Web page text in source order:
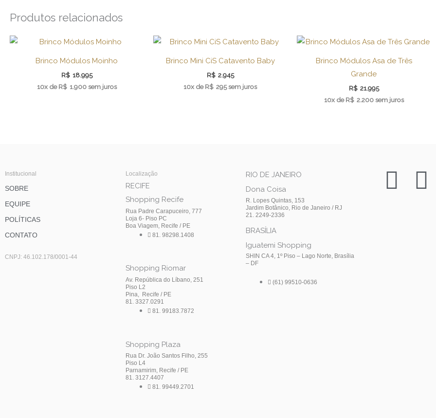
Produtos relacionados
Brinco Módulos Moinho
R$ 18.995
10x deR$ 1.900 sem juros
Brinco Mini CiS Catavento Baby
R$ 2.945
10x deR$ 295sem juros
Brinco Módulos Asa de Três
Grande
R$ 21.995
10x deR$ 2.200 sem juros
Institucional
SOBRE
EQUIPE
POLÍTICAS
CONTATO
CNPJ: 46.102.178/0001-44
Localização
RECIFE
Shopping Recife
Rua Padre Carapuceiro, 777
Loja 6- Piso PC
Boa Viagem, Recife / PE
81. 98298.1408
Shopping Riomar
Av. República do Líbano, 251
Piso L2
Pina, Recife / PE
81. 3327.0291
81. 99183.7872
Shopping Plaza
Rua Dr. João Santos Filho, 255
Piso L4
Parnamirim, Recife / PE
81. 3127.4407
81. 99449.2701
RIO DE JANEIRO
Dona Coisa
R. Lopes Quintas, 153
Jardim Botânico, Rio de Janeiro / RJ
21. 2249-2336
BRASÍLIA
Iguatemi Shopping
SHIN CA 4, 1º Piso – Lago Norte, Brasília
– DF
(61) 99510-0636
I
F